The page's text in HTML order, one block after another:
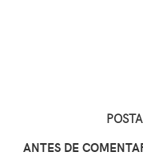
ANTES DE